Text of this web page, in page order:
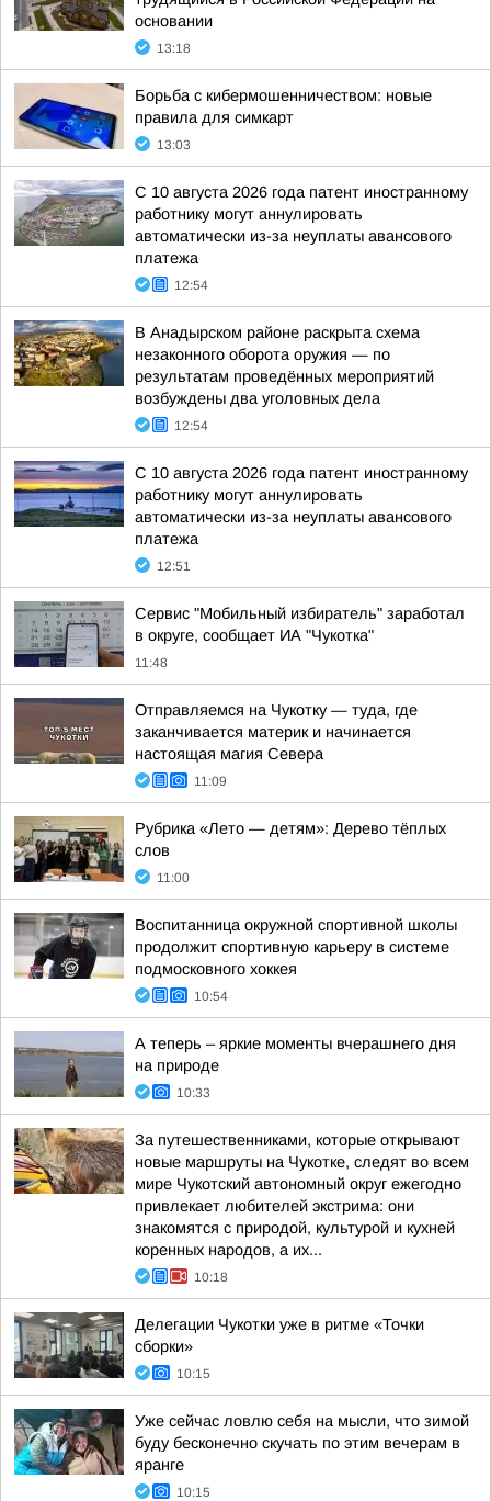
основании
13:18
Борьба с кибермошенничеством: новые
правила для симкарт
13:03
С 10 августа 2026 года патент иностранному
работнику могут аннулировать
автоматически из-за неуплаты авансового
платежа
12:54
В Анадырском районе раскрыта схема
незаконного оборота оружия — по
результатам проведённых мероприятий
возбуждены два уголовных дела
12:54
С 10 августа 2026 года патент иностранному
работнику могут аннулировать
автоматически из-за неуплаты авансового
платежа
12:51
Сервис "Мобильный избиратель" заработал
в округе, сообщает ИА "Чукотка"
11:48
Отправляемся на Чукотку — туда, где
заканчивается материк и начинается
настоящая магия Севера
11:09
Рубрика «Лето — детям»: Дерево тёплых
слов
11:00
Воспитанница окружной спортивной школы
продолжит спортивную карьеру в системе
подмосковного хоккея
10:54
А теперь – яркие моменты вчерашнего дня
на природе
10:33
За путешественниками, которые открывают
новые маршруты на Чукотке, следят во всем
мире Чукотский автономный округ ежегодно
привлекает любителей экстрима: они
знакомятся с природой, культурой и кухней
коренных народов, а их...
10:18
Делегации Чукотки уже в ритме «Точки
сборки»
10:15
Уже сейчас ловлю себя на мысли, что зимой
буду бесконечно скучать по этим вечерам в
яранге
10:15